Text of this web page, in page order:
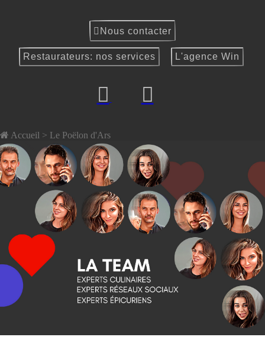
Nous contacter
Restaurateurs: nos services L'agence Win
Accueil > Le Poëlon d'Ars